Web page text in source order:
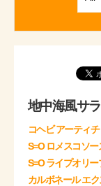
地中海風サ
コヘビ アーティ
S=O ロメスコソー
S=O ライプオリ
カルボネール エ